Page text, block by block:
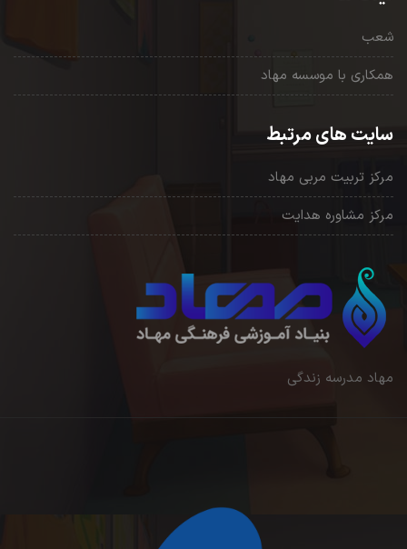
شعب
همکاری با موسسه مهاد
سایت های مرتبط
مرکز تربیت مربی مهاد
مرکز مشاوره هدایت
مهاد مدرسه زندگی